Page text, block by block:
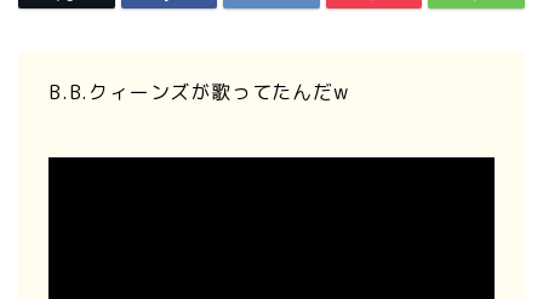
B.B.クィーンズが歌ってたんだw